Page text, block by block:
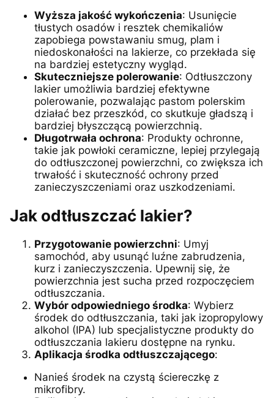
Wyższa jakość wykończenia: Usunięcie
tłustych osadów i resztek chemikaliów
zapobiega powstawaniu smug, plam i
niedoskonałości na lakierze, co przekłada się
na bardziej estetyczny wygląd.
Skuteczniejsze polerowanie: Odtłuszczony
lakier umożliwia bardziej efektywne
polerowanie, pozwalając pastom polerskim
działać bez przeszkód, co skutkuje gładszą i
bardziej błyszczącą powierzchnią.
Długotrwała ochrona: Produkty ochronne,
takie jak powłoki ceramiczne, lepiej przylegają
do odtłuszczonej powierzchni, co zwiększa ich
trwałość i skuteczność ochrony przed
zanieczyszczeniami oraz uszkodzeniami.
Jak odtłuszczać lakier?
Przygotowanie powierzchni: Umyj
samochód, aby usunąć luźne zabrudzenia,
kurz i zanieczyszczenia. Upewnij się, że
powierzchnia jest sucha przed rozpoczęciem
odtłuszczania.
Wybór odpowiedniego środka: Wybierz
środek do odtłuszczania, taki jak izopropylowy
alkohol (IPA) lub specjalistyczne produkty do
odtłuszczania lakieru dostępne na rynku.
Aplikacja środka odtłuszczającego:
Nanieś środek na czystą ściereczkę z
mikrofibry.